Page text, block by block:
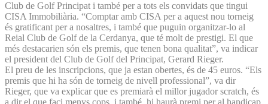
Club de Golf Principat i també per a tots els convidats que tingui
CISA Immobiliària. “Comptar amb CISA per a aquest nou torneig
és gratificant per a nosaltres, i també que puguin organitzar-lo al
Reial Club de Golf de la Cerdanya, que té molt de prestigi. El que
més destacarien són els premis, que tenen bona qualitat”, va indicar
el president del Club de Golf del Principat, Gerard Rieger.
El preu de les inscripcions, que ja estan obertes, és de 45 euros. “Els
premis que hi ha són de torneig de nivell professional”, va dir
Rieger, que va explicar que es premiarà el millor jugador scratch, és
a dir el que faci menys cops, i també hi haurà premi per al handicap